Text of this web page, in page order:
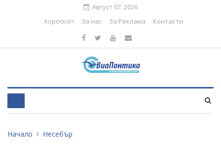
Август 07, 2026
Хороскоп
За нас За Реклама Контакти
Начало Несебър